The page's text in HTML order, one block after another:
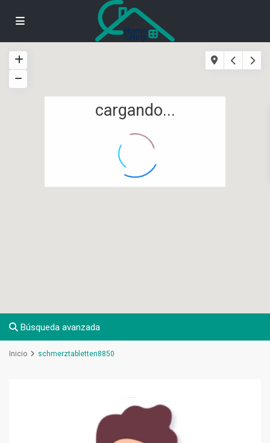
cargando...
Búsqueda avanzada
Inicio schmerztabletten8850